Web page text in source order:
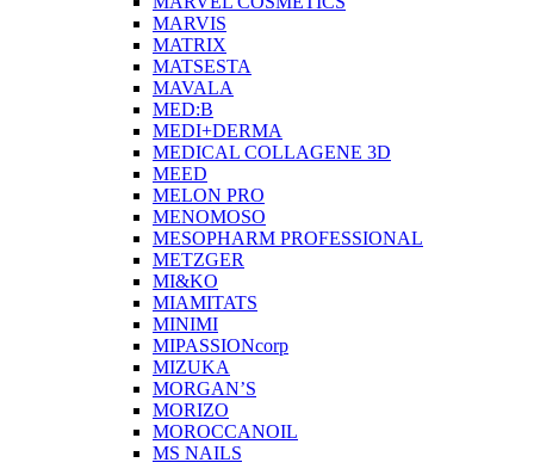
MARVIS
MATRIX
MATSESTA
MAVALA
MED:B
MEDI+DERMA
MEDICAL COLLAGENE 3D
MEED
MELON PRO
MENOMOSO
MESOPHARM PROFESSIONAL
METZGER
MI&KO
MIAMITATS
MINIMI
MIPASSIONcorp
MIZUKA
MORGAN’S
MORIZO
MOROCCANOIL
MS NAILS